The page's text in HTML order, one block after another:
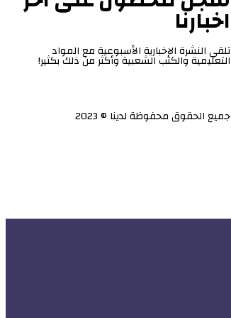
اخبارنا
تلقي النشرة الإخبارية الأسبوعية مع المواد
التعليمية والكتب الشعبية وأكثر من ذلك بكثير!
جميع الحقوق محفوظة لدينا © 2023